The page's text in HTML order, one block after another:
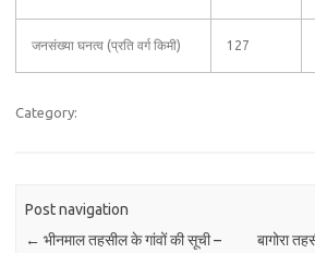
जनसंख्या घनत्व (प्रति वर्ग किमी) 127
Category:
Post navigation
← भीनमाल तहसील के गांवों की सूची –
बागोरा